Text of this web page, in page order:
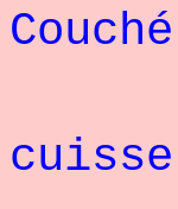
Couché
15
cuisse